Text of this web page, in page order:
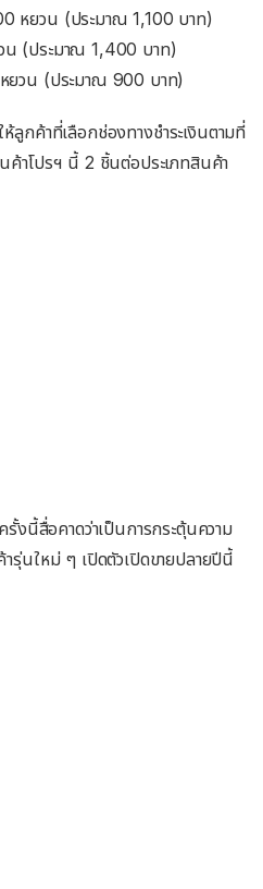
หยวน (ประมาณ 1,100 บาท)
(ประมาณ 1,400 บาท)
วน (ประมาณ 900 บาท)
ลูกค้าที่เลือกช่องทางชำระเงินตามที่
ค้าโปรฯ​ นี้ 2 ชิ้นต่อประเภทสินค้า
งนี้สื่อคาดว่าเป็นการกระตุ้นความ
รุ่นใหม่ ๆ เปิดตัวเปิดขายปลายปีนี้